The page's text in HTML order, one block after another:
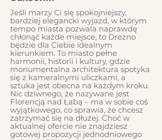
Jeśli marzy Ci się spokojniejszy,
bardziej elegancki wyjazd, w którym
tempo miasta pozwala naprawdę
chłonąć każde miejsce, to Drezno
będzie dla Ciebie idealnym
kierunkiem. To miasto pełne
harmonii, historii i kultury, gdzie
monumentalna architektura spotyka
się z kameralnymi uliczkami, a
sztuka jest obecna na każdym kroku.
Nic dziwnego, że nazywane jest
Florencją nad Łabą – ma w sobie coś
wyjątkowego, co sprawia, że chcesz
zatrzymać się na dłużej. Choć w
aktualnej ofercie nie znajdziesz
gotowej propozycji jednodniowego